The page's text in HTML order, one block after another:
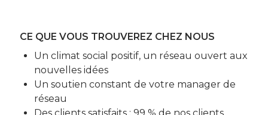
CE QUE VOUS TROUVEREZ CHEZ NOUS
Un climat social positif, un réseau ouvert aux
nouvelles idées
Un soutien constant de votre manager de
réseau